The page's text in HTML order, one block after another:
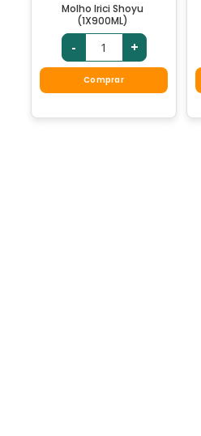
Molho Irici Shoyu
(1X900ML)
- +
Comprar